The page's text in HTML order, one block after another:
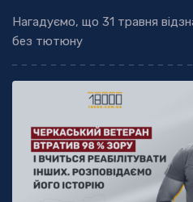
Нагадуємо, що 31 травня
без тютюну